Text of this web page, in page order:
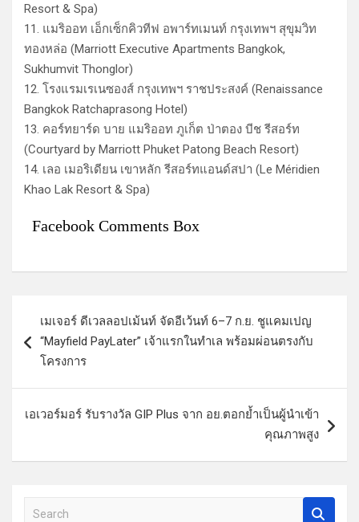
Resort & Spa)
11. แมริออท เอ็กเซ็กคิวทีฟ อพาร์ทเมนท์ กรุงเทพฯ สุขุมวิท
ทองหล่อ (Marriott Executive Apartments Bangkok,
Sukhumvit Thonglor)
12. โรงแรมเรเนซองส์ กรุงเทพฯ ราชประสงค์ (Renaissance
Bangkok Ratchaprasong Hotel)
13. คอร์ทยาร์ด บาย แมริออท ภูเก็ต ป่าตอง บีช รีสอร์ท
(Courtyard by Marriott Phuket Patong Beach Resort)
14. เลอ เมอริเดียน เขาหลัก รีสอร์ทแอนด์สปา (Le Méridien
Khao Lak Resort & Spa)
Facebook Comments Box
แ
เ
เมเจอร์ ดีเวลลอปเม้นท์ จัดอีเว้นท์ 6–7 ก.ย. ชูแคมเปญ
“Mayfield PayLater” เจ้าแรกในทำเล พร้อมผ่อนตรงกับ
โครงการ
เอเวอร์มอร์ รับรางวัล GIP Plus จาก อย.ตอกย้ำเป็นผู้นำเข้า
คุณภาพสูง